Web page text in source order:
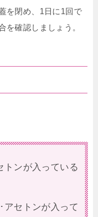
を閉め、1日に1回で
を確認しましょう。
トンが入っている
アセトンが入って